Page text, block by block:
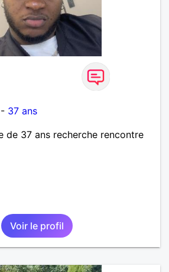
- 37 ans
de 37 ans recherche rencontre
Voir le profil